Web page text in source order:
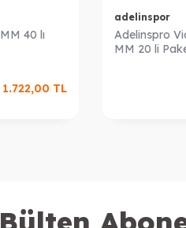
40 lı
1.722,00 TL
adelinspor
Adelinspro
MM 20 li